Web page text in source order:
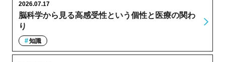
脳科学から見る高感受性という個性と医療の関わ
り
2026.07.17
知識